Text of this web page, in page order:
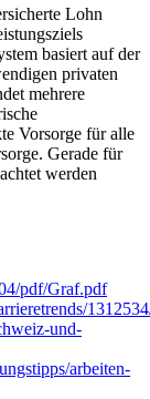
Lohn
basiert auf der
privaten
mehrere
Vorsorge für alle
Gerade für
werden
pdf/Graf.pdf
und-
arbeiten-